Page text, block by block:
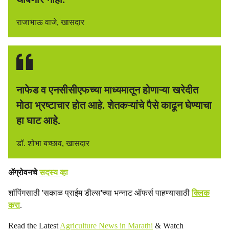
राजाभाऊ वाजे, खासदार
नाफेड व एनसीसीएफच्या माध्यमातून होणाऱ्या खरेदीत
मोठा भ्रष्टाचार होत आहे. शेतकऱ्यांचे पैसे काढून घेण्याचा
हा घाट आहे.
डॉ. शोभा बच्छाव, खासदार
ॲग्रोवनचेसदस्य व्हा
शॉपिंगसाठी 'सकाळ प्राईम डील्स'च्या भन्नाट ऑफर्स पाहण्यासाठीक्लिक
करा.
Read the Latest Agriculture News in Marathi & Watch